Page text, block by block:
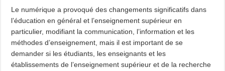
Le numérique a provoqué des changements significatifs dans
l’éducation en général et l’enseignement supérieur en
particulier, modifiant la communication, l’information et les
méthodes d’enseignement, mais il est important de se
demander si les étudiants, les enseignants et les
établissements de l’enseignement supérieur et de la recherche